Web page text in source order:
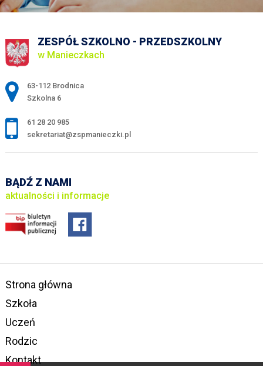
ZESPÓŁ SZKOLNO - PRZEDSZKOLNY
w Manieczkach
Adres pocztowy:
63-112 Brodnica
Szkolna 6
61 28 20 985
sekretariat@zspmanieczki.pl
BĄDŹ Z NAMI
aktualności i informacje
Strona główna
Szkoła
Uczeń
Rodzic
Kontakt